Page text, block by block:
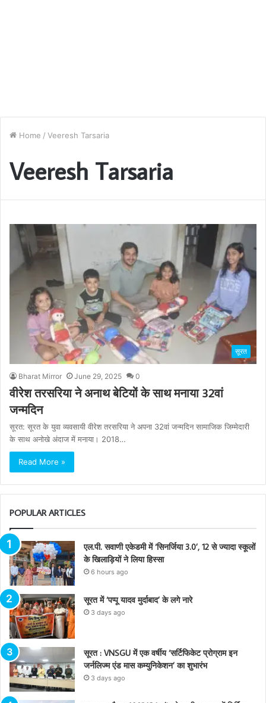
Home / Veeresh Tarsaria
Veeresh Tarsaria
सूरत
Bharat Mirror June 29, 2025 0
वीरेश तरसरिया ने अनाथ बेटियों के साथ मनाया 32वां
जन्मदिन
सूरत: सूरत के युवा व्यवसायी वीरेश तरसरिया ने अपना 32वां जन्मदिन सामाजिक जिम्मेदारी
के साथ अनोखे अंदाज में मनाया। 2018…
Read More »
POPULAR ARTICLES
एल.पी. सवाणी एकेडमी में ‘सिनर्जिया 3.0’, 12 से ज्यादा स्कूलों
के खिलाड़ियों ने लिया हिस्सा
6 hours ago
सूरत में ‘पप्पू यादव मुर्दाबाद’ के लगे नारे
3 days ago
सूरत : VNSGU में एक वर्षीय ‘सर्टिफिकेट प्रोग्राम इन
जर्नलिज्म एंड मास कम्युनिकेशन’ का शुभारंभ
3 days ago